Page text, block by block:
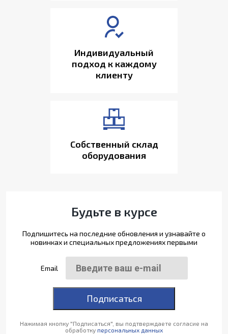
Индивидуальный
подход к каждому
клиенту
Собственный склад
оборудования
Будьте в курсе
Подпишитесь на последние обновления и узнавайте о
новинках и специальных предложениях первыми
Email
Подписаться
Нажимая кнопку "Подписаться", вы подтверждаете согласие на
обработку персональных данных